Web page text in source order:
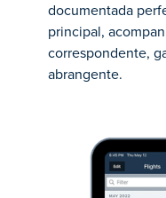
documentada
principal,
correspondente,
abrangente.